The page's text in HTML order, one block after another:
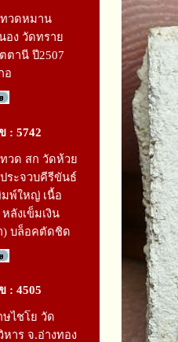
วดหมาน
อง วัดทราย
ตานี ปี2507
อ
: 5742
วด สก วัดห้วย
ระจวบคีรีขันธ์
มพ์ใหญ่ เนื้อ
ลังเข็มเงิน
) บล็อคตัดชิด
: 4505
ษไชโย วัด
หาร จ.อ่างทอง